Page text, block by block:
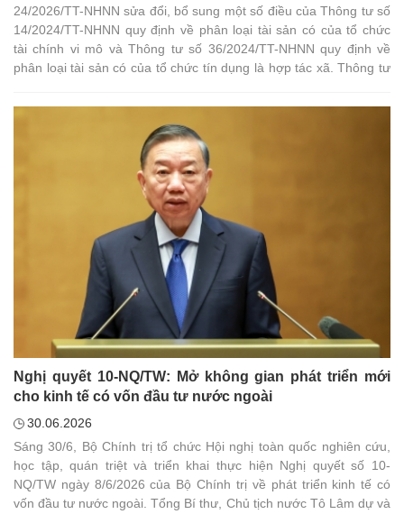
24/2026/TT-NHNN sửa đổi, bổ sung một số điều của Thông tư số
14/2024/TT-NHNN quy định về phân loại tài sản có của tổ chức
tài chính vi mô và Thông tư số 36/2024/TT-NHNN quy định về
phân loại tài sản có của tổ chức tín dụng là hợp tác xã. Thông tư
Nghị quyết 10-NQ/TW: Mở không gian phát triển mới
cho kinh tế có vốn đầu tư nước ngoài
30.06.2026
Sáng 30/6, Bộ Chính trị tổ chức Hội nghị toàn quốc nghiên cứu,
học tập, quán triệt và triển khai thực hiện Nghị quyết số 10-
NQ/TW ngày 8/6/2026 của Bộ Chính trị về phát triển kinh tế có
vốn đầu tư nước ngoài. Tổng Bí thư, Chủ tịch nước Tô Lâm dự và